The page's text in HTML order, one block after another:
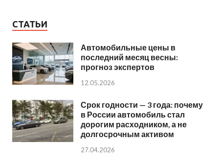
СТАТЬИ
Автомобильные цены в
последний месяц весны:
прогноз экспертов
12.05.2026
Срок годности — 3 года: почему
в России автомобиль стал
дорогим расходником, а не
долгосрочным активом
27.04.2026